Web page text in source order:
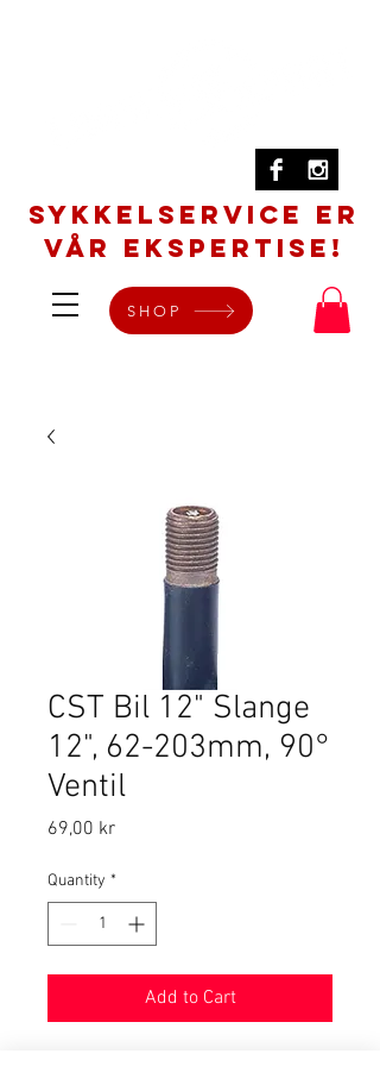
SYKKELSERVICE er
vår ekspertise!
SHOP
CST Bil 12" Slange
12", 62-203mm, 90°
Ventil
69,00 krPrice
Quantity *
Add to Cart